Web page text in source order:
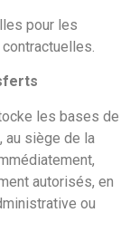
pour les
les bases de
au siège de la
autorisés, en
ou